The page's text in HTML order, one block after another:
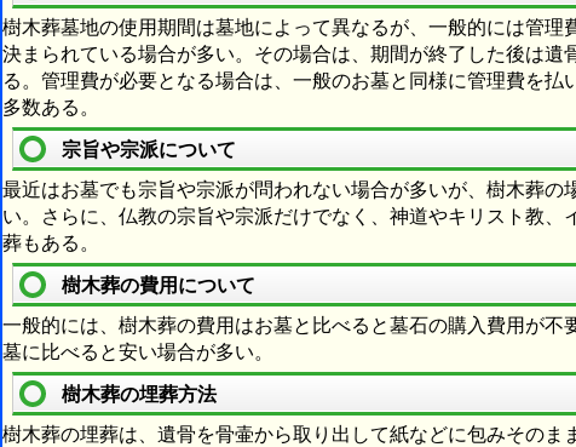
樹木葬墓地の使用期間は墓地によって異なるが、一般的には管理
決まられている場合が多い。その場合は、期間が終了した後は
る。管理費が必要となる場合は、一般のお墓と同様に管理費を
多数ある。
宗旨や宗派について
最近はお墓でも宗旨や宗派が問われない場合が多いが、樹木葬
い。さらに、仏教の宗旨や宗派だけでなく、神道やキリスト教
葬もある。
樹木葬の費用について
一般的には、樹木葬の費用はお墓と比べると墓石の購入費用が
墓に比べると安い場合が多い。
樹木葬の埋葬方法
樹木葬の埋葬は、遺骨を骨壷から取り出して紙などに包みその